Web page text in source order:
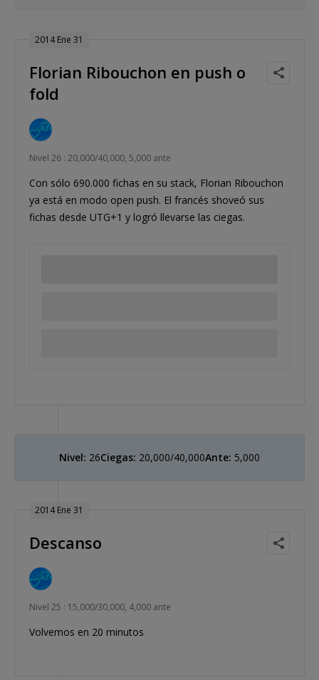
2014 Ene 31
Florian Ribouchon en push o
fold
Nivel 26 : 20,000/40,000, 5,000 ante
Con sólo 690.000 fichas en su stack, Florian Ribouchon
ya está en modo open push. El francés shoveó sus
fichas desde UTG+1 y logró llevarse las ciegas.
Nivel: 26Ciegas: 20,000/40,000Ante: 5,000
2014 Ene 31
Descanso
Nivel 25 : 15,000/30,000, 4,000 ante
Volvemos en 20 minutos